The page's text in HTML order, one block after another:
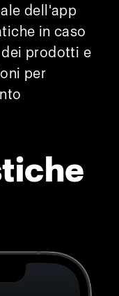
dell'app
in caso
prodotti e
per